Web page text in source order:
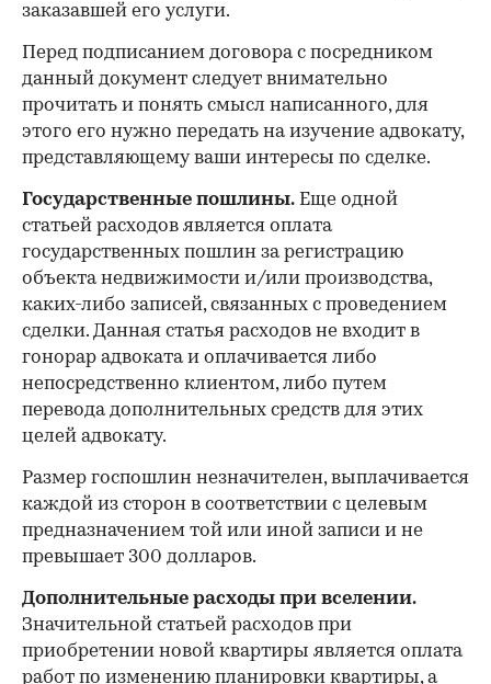
заказавшей его услуги.
Перед подписанием договора с посредником
данный документ следует внимательно
прочитать и понять смысл написанного, для
этого его нужно передать на изучение адвокату,
представляющему ваши интересы по сделке.
Государственные пошлины. Еще одной
статьей расходов является оплата
государственных пошлин за регистрацию
объекта недвижимости и/или производства,
каких-либо записей, связанных с проведением
сделки. Данная статья расходов не входит в
гонорар адвоката и оплачивается либо
непосредственно клиентом, либо путем
перевода дополнительных средств для этих
целей адвокату.
Размер госпошлин незначителен, выплачивается
каждой из сторон в соответствии с целевым
предназначением той или иной записи и не
превышает 300 долларов.
Дополнительные расходы при вселении.
Значительной статьей расходов при
приобретении новой квартиры является оплата
работ по изменению планировки квартиры, а